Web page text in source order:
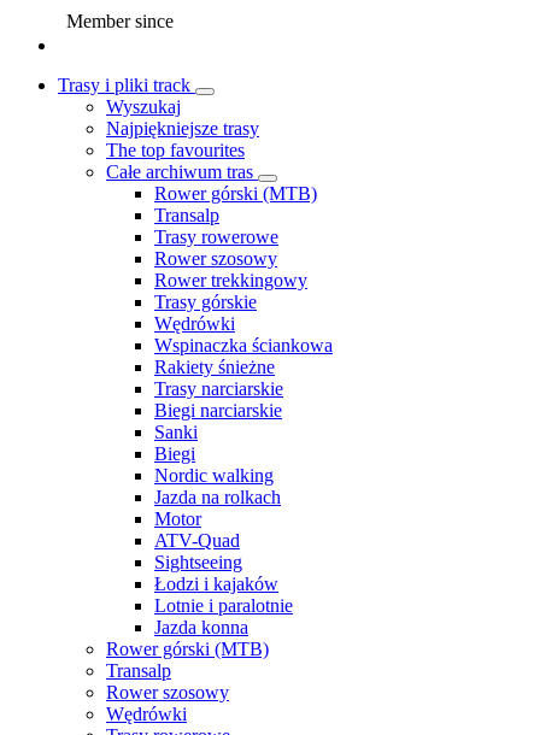
Member since
Trasy i pliki track
Wyszukaj
Najpiękniejsze trasy
The top favourites
Całe archiwum tras
Rower górski (MTB)
Transalp
Trasy rowerowe
Rower szosowy
Rower trekkingowy
Trasy górskie
Wędrówki
Wspinaczka ściankowa
Rakiety śnieżne
Trasy narciarskie
Biegi narciarskie
Sanki
Biegi
Nordic walking
Jazda na rolkach
Motor
ATV-Quad
Sightseeing
Łodzi i kajaków
Lotnie i paralotnie
Jazda konna
Rower górski (MTB)
Transalp
Rower szosowy
Wędrówki